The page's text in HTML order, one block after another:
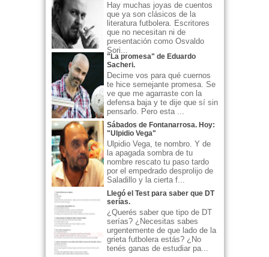
Hay muchas joyas de cuentos
que ya son clásicos de la
literatura futbolera. Escritores
que no necesitan ni de
presentación como Osvaldo
Sori...
"La promesa" de Eduardo
Sacheri.
Decime vos para qué cuernos
te hice semejante promesa. Se
ve que me agarraste con la
defensa baja y te dije que sí sin
pensarlo. Pero esta ...
Sábados de Fontanarrosa. Hoy:
"Ulpidio Vega"
Ulpidio Vega, te nombro. Y de
la apagada sombra de tu
nombre rescato tu paso tardo
por el empedrado desprolijo de
Saladillo y la cierta f...
Llegó el Test para saber que DT
serías.
¿Querés saber que tipo de DT
serías? ¿Necesitas sabes
urgentemente de que lado de la
grieta futbolera estás? ¿No
tenés ganas de estudiar pa...